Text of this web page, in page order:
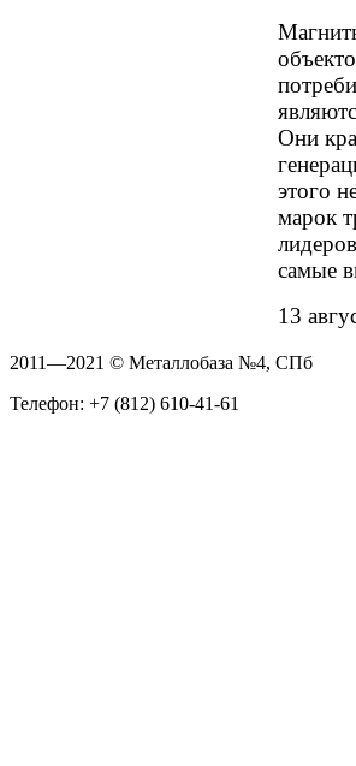
Они
этого
марок
самые
13
2011—2021 © Металлобаза №4, СПб
Телефон: +7 (812) 610-41-61